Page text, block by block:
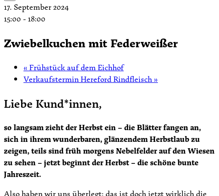
17. September 2024
15:00 -18:00
Zwiebelkuchen mit Federweißer
« Frühstück auf dem Eichhof
Verkaufstermin Hereford Rindfleisch»
Liebe Kund*innen,
so langsam zieht der Herbst ein – die Blätter fangen an,
sich in ihrem wunderbaren, glänzendem Herbstlaub zu
zeigen, teils sind früh morgens Nebelfelder auf den Wiesen
zu sehen – jetzt beginnt der Herbst – die schöne bunte
Jahreszeit.